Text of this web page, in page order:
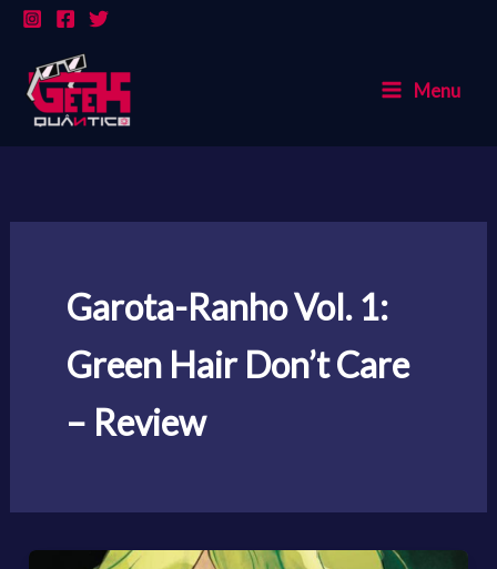
conteúdo
Menu
Garota-Ranho Vol. 1:
Green Hair Don’t Care
– Review